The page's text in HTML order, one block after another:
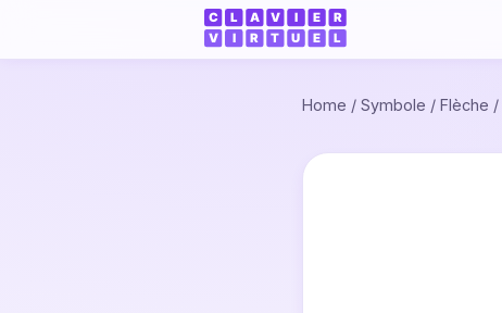
Home / Symbole / Flèche /